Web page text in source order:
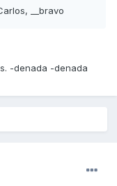
__bravo
-denada -denada